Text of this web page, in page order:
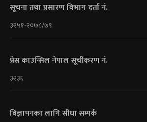
सूचना तथा प्रसारण विभाग दर्ता नं.
३२५१-२०७८/७९
प्रेस काउन्सिल नेपाल सूचीकरण नं.
३२३६
विज्ञापनका लागि सीधा सम्पर्क